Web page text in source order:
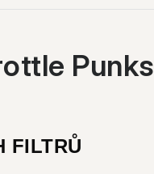
Punks
FILTRŮ